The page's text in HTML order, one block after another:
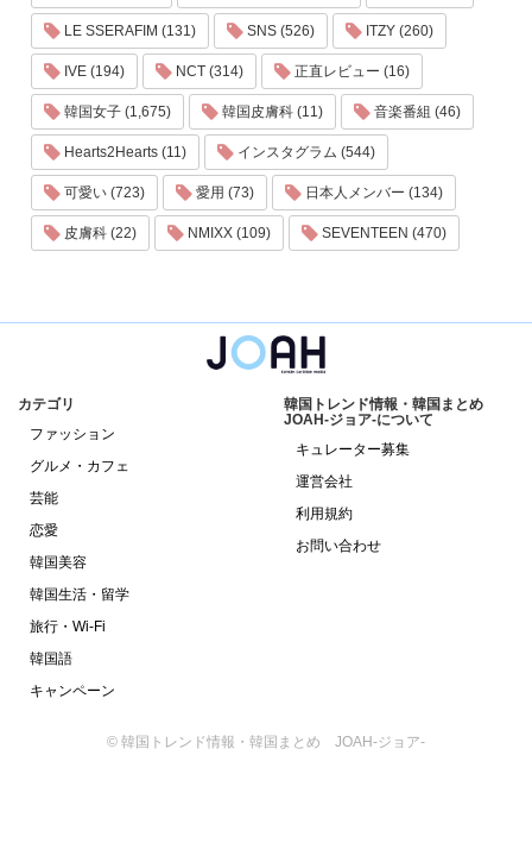
LE SSERAFIM (131) SNS (526) ITZY (260)
IVE (194) NCT (314) 正直レビュー (16)
韓国女子 (1,675) 韓国皮膚科 (11) 音楽番組 (46)
Hearts2Hearts (11) インスタグラム (544)
可愛い (723) 愛用 (73) 日本人メンバー (134)
皮膚科 (22) NMIXX (109) SEVENTEEN (470)
カテゴリ
ファッション
グルメ・カフェ
芸能
恋愛
韓国美容
韓国生活・留学
旅行・Wi-Fi
韓国語
キャンペーン
韓国トレンド情報・韓国まとめ
JOAH-ジョア-について
キュレーター募集
運営会社
利用規約
お問い合わせ
© 韓国トレンド情報・韓国まとめ JOAH-ジョア-